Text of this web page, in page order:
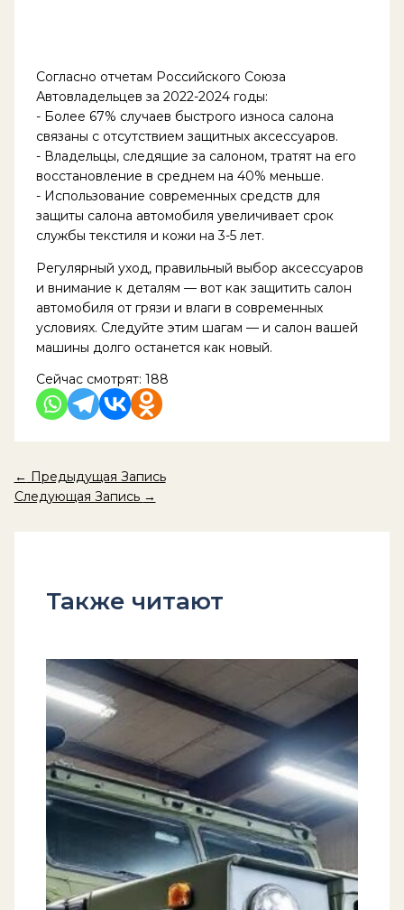
Согласно отчетам Российского Союза
Автовладельцев за 2022-2024 годы:
- Более 67% случаев быстрого износа салона
связаны с отсутствием защитных аксессуаров.
- Владельцы, следящие за салоном, тратят на его
восстановление в среднем на 40% меньше.
- Использование современных средств для
защиты салона автомобиля увеличивает срок
службы текстиля и кожи на 3-5 лет.
Регулярный уход, правильный выбор аксессуаров
и внимание к деталям — вот как защитить салон
автомобиля от грязи и влаги в современных
условиях. Следуйте этим шагам — и салон вашей
машины долго останется как новый.
Сейчас смотрят: 188
← Предыдущая Запись
Следующая Запись →
Также читают